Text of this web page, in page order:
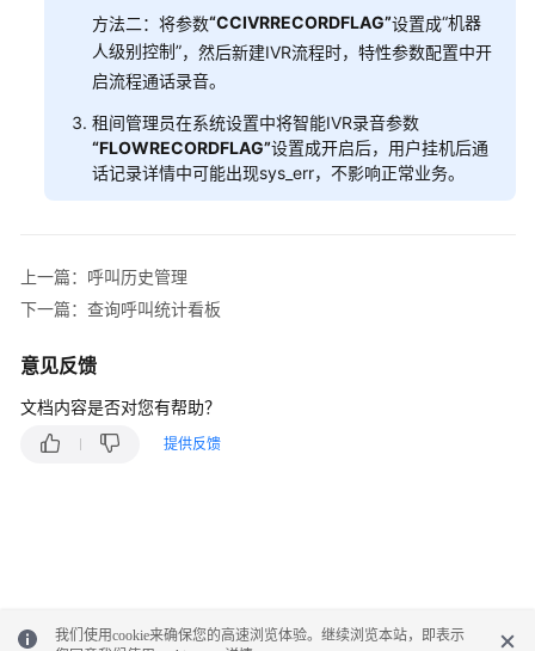
工
服
务
配
置
服
置
多
媒
体
理
方法二：将参数“CCIVRRECORDFLAG”设置成“机器
人级别控制”，然后新建IVR流程时，特性参数配置中开
启流程通话录音。
租间管理员在系统设置中将智能IVR录音参数
“FLOWRECORDFLAG”设置成开启后，用户挂机后通
话记录详情中可能出现sys_err，不影响正常业务。
上一篇：呼叫历史管理
下一篇：查询呼叫统计看板
意见反馈
文档内容是否对您有帮助？
提供反馈
我们使用cookie来确保您的高速浏览体验。继续浏览本站，即表示